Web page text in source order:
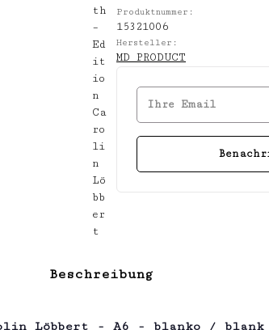
Produktnummer:
15321006
Hersteller:
MD PRODUCT
Ihre Email
Beschreibung
Löbbert - A6 - blanko /